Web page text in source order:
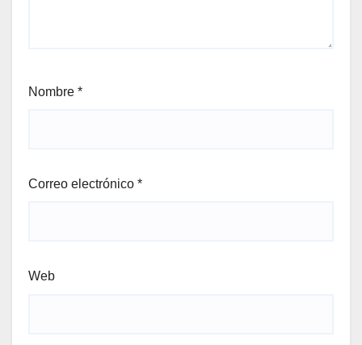
Nombre *
Correo electrónico *
Web